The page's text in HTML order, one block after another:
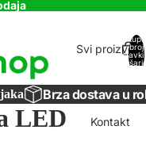
Svi proizvodi
Kontakt
broj
stavki
Brza dostava u
LED